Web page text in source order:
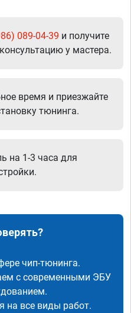
089-04-39 и получите
у мастера.
время и приезжайте
тюнинга.
на 1-3 часа для
чип-тюнинга.
с современными ЭБУ
на все виды работ.